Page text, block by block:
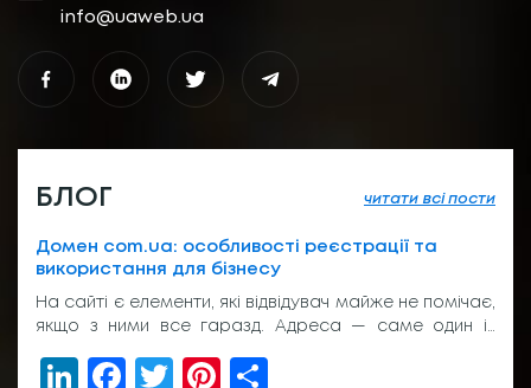
info@uaweb.ua
БЛОГ читати всі пости
Домен com.ua: особливості реєстрації та
використання для бізнесу
На сайті є елементи, які відвідувач майже не помічає,
якщо з ними все гаразд. Адреса — саме один із
рекламі, у листуванні з клієнтом, на вивісці біля входу
LinkedIn
Facebook
TwitterPinterest